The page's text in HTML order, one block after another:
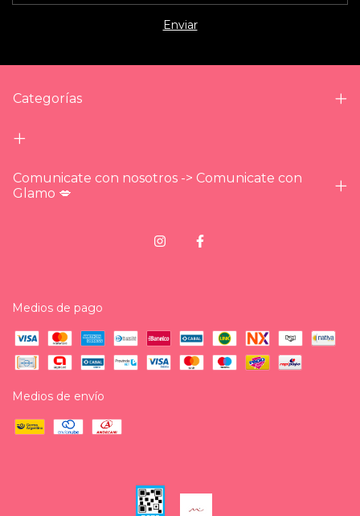
Categorías
Comunicate con nosotros -> Comunicate con
Glamo 💋
Medios de pago
Medios de envío